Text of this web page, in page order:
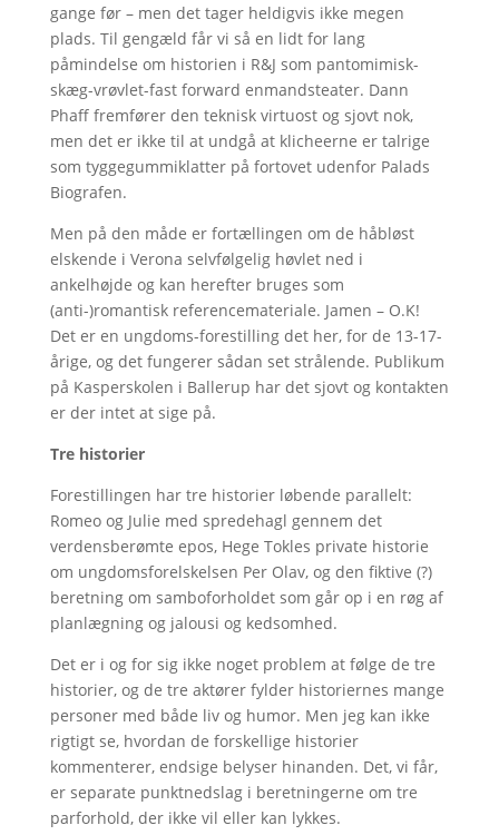
gange før – men det tager heldigvis ikke megen
plads. Til gengæld får vi så en lidt for lang
påmindelse om historien i R&J som pantomimisk-
skæg-vrøvlet-fast forward enmandsteater. Dann
Phaff fremfører den teknisk virtuost og sjovt nok,
men det er ikke til at undgå at klicheerne er talrige
som tyggegummiklatter på fortovet udenfor Palads
Biografen.
Men på den måde er fortællingen om de håbløst
elskende i Verona selvfølgelig høvlet ned i
ankelhøjde og kan herefter bruges som
(anti-)romantisk referencemateriale. Jamen – O.K!
Det er en ungdoms-forestilling det her, for de 13-17-
årige, og det fungerer sådan set strålende. Publikum
på Kasperskolen i Ballerup har det sjovt og kontakten
er der intet at sige på.
Tre historier
Forestillingen har tre historier løbende parallelt:
Romeo og Julie med spredehagl gennem det
verdensberømte epos, Hege Tokles private historie
om ungdomsforelskelsen Per Olav, og den fiktive (?)
beretning om samboforholdet som går op i en røg af
planlægning og jalousi og kedsomhed.
Det er i og for sig ikke noget problem at følge de tre
historier, og de tre aktører fylder historiernes mange
personer med både liv og humor. Men jeg kan ikke
rigtigt se, hvordan de forskellige historier
kommenterer, endsige belyser hinanden. Det, vi får,
er separate punktnedslag i beretningerne om tre
parforhold, der ikke vil eller kan lykkes.